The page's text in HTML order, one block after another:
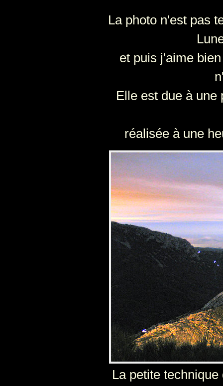
La photo n'est pas
et puis j'aime
Elle est due à une
réalisée à une
La petite